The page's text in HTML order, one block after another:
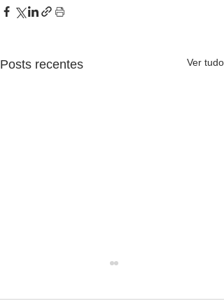
Posts recentes Ver tudo